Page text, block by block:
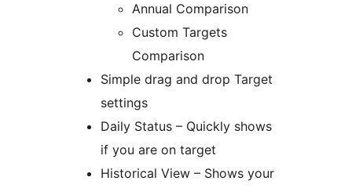
Annual Comparison
Custom Targets
Comparison
Simple drag and drop Target
settings
Daily Status – Quickly shows
if you are on target
Historical View – Shows your